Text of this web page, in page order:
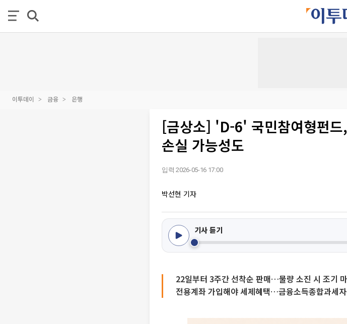
이투데이 금융 은행
[금상소] 'D-6' 국민참여형펀
손실 가능성도
입력 2026-05-16 17:00
박선현 기자
기사 듣기
22일부터 3주간 선착순 판매…물량 소진 시 조기
전용계좌 가입해야 세제혜택…금융소득종합과세